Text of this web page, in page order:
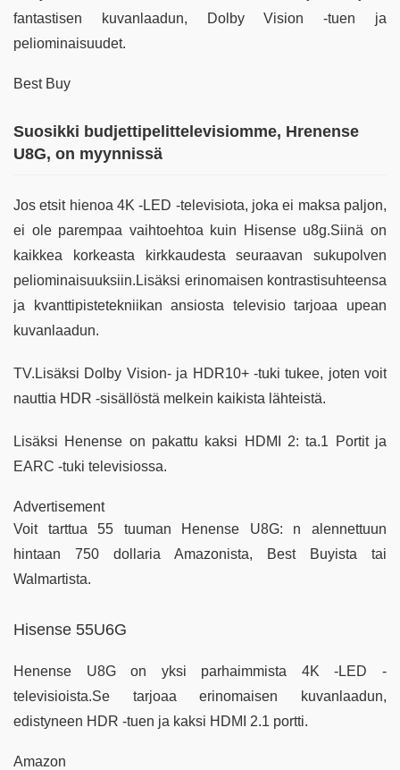
fantastisen kuvanlaadun, Dolby Vision -tuen ja
peliominaisuudet.
Best Buy
Suosikki budjettipelittelevisiomme, Hrenense
U8G, on myynnissä
Jos etsit hienoa 4K -LED -televisiota, joka ei maksa paljon,
ei ole parempaa vaihtoehtoa kuin Hisense u8g.Siinä on
kaikkea korkeasta kirkkaudesta seuraavan sukupolven
peliominaisuuksiin.Lisäksi erinomaisen kontrastisuhteensa
ja kvanttipistetekniikan ansiosta televisio tarjoaa upean
kuvanlaadun.
TV.Lisäksi Dolby Vision- ja HDR10+ -tuki tukee, joten voit
nauttia HDR -sisällöstä melkein kaikista lähteistä.
Lisäksi Henense on pakattu kaksi HDMI 2: ta.1 Portit ja
EARC -tuki televisiossa.
Advertisement
Voit tarttua 55 tuuman Henense U8G: n alennettuun
hintaan 750 dollaria Amazonista, Best Buyista tai
Walmartista.
Hisense 55U6G
Henense U8G on yksi parhaimmista 4K -LED -
televisioista.Se tarjoaa erinomaisen kuvanlaadun,
edistyneen HDR -tuen ja kaksi HDMI 2.1 portti.
Amazon